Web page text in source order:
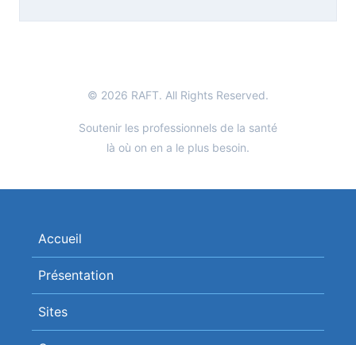
© 2026 RAFT. All Rights Reserved.
Soutenir les professionnels de la santé
là où on en a le plus besoin.
Accueil
Présentation
Sites